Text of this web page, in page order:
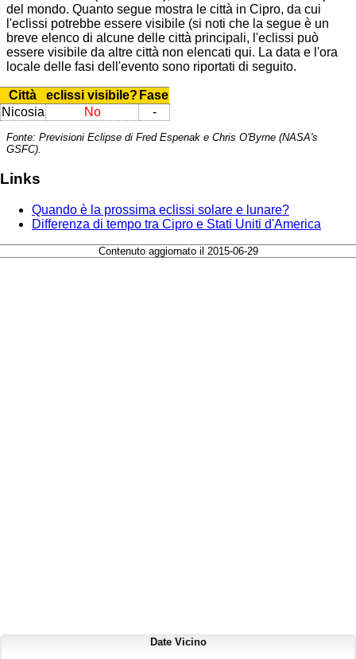
del mondo. Quanto segue mostra le città in Cipro, da cui
l'eclissi potrebbe essere visibile (si noti che la segue è un
breve elenco di alcune delle città principali, l'eclissi può
essere visibile da altre città non elencati qui. La data e l'ora
locale delle fasi dell'evento sono riportati di seguito.
Città eclissi visibile? Fase
Nicosia
No -
Fonte: Previsioni Eclipse di Fred Espenak e Chris O'Byrne (NASA's
GSFC).
Links
Quando è la prossima eclissi solare e lunare?
Differenza di tempo tra Cipro e Stati Uniti d'America
Contenuto aggiornato il 2015-06-29
Date Vicino